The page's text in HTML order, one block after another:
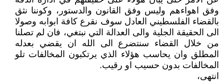
وفق اهواءهم وليس وفق القانون والدستور، وكوننا نثق
بالقضاء الفلسطيني العادل سوف نقرع كافة ابوابه وصولا
الى الحقيقة الجلية والى العدالة التي نبتغي، فان لم تصلنا
من خلال القضاء سنتضرع الى الله ان يقضي بعدله
المطلق وان يحاسب هؤلاء الذي يرتكبون المخالفات تلو
المخالفات بدون حسيب او رقيب.
انتهى،